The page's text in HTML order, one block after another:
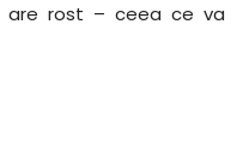
are rost – ceea ce va